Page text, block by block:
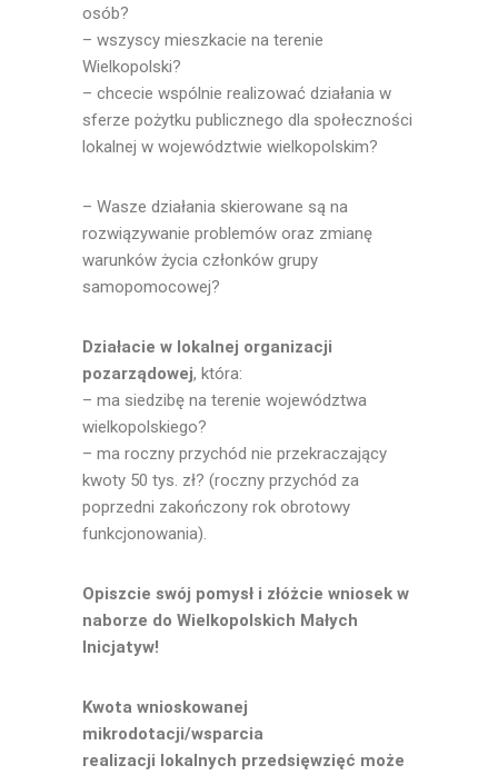
osób?
– wszyscy mieszkacie na terenie
Wielkopolski?
– chcecie wspólnie realizować działania w
sferze pożytku publicznego dla społeczności
lokalnej w województwie wielkopolskim?
– Wasze działania skierowane są na
rozwiązywanie problemów oraz zmianę
warunków życia członków grupy
samopomocowej?
Działacie w lokalnej organizacji
pozarządowej, która:
– ma siedzibę na terenie województwa
wielkopolskiego?
– ma roczny przychód nie przekraczający
kwoty 50 tys. zł? (roczny przychód za
poprzedni zakończony rok obrotowy
funkcjonowania).
Opiszcie swój pomysł i złóżcie wniosek w
naborze do Wielkopolskich Małych
Inicjatyw!
Kwota wnioskowanej
mikrodotacji/wsparcia
realizacji lokalnych przedsięwzięć może